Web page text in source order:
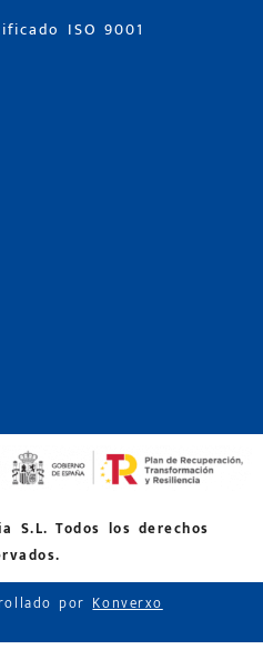
ISO 9001
S.L. Todos los derechos
porKonverxo